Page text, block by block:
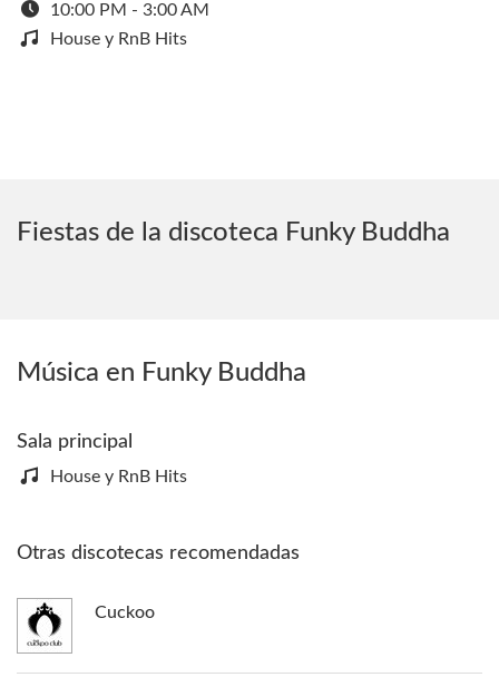
10:00 PM - 3:00 AM
House y RnB Hits
Fiestas de la discoteca Funky Buddha
Música en Funky Buddha
Sala principal
House y RnB Hits
Otras discotecas recomendadas
Cuckoo